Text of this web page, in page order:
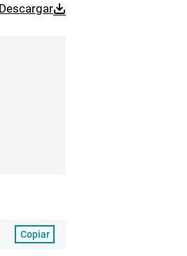
Descargar
Copiar